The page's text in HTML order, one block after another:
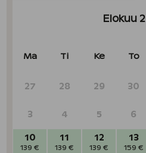
Elokuu
Ma Ti Ke To
27 28 29 30
3 4 5 6
10
139 €
11
139 €
12
139 €
13
159 €